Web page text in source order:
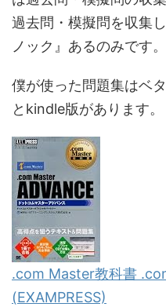
過去問・模擬問を収集
ノック』あるのみです。
僕が使った問題集はベ
とkindle版があります。
.com Master教科書
(EXAMPRESS)